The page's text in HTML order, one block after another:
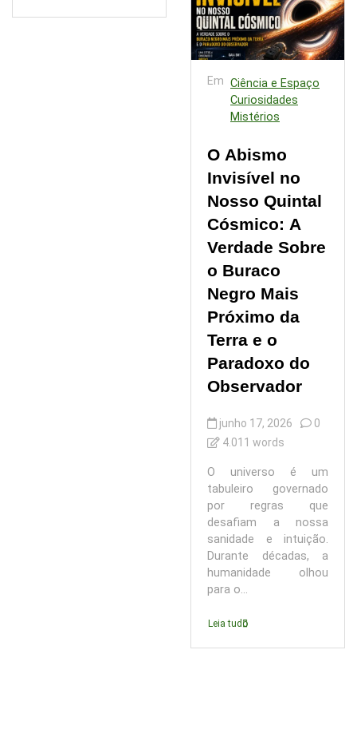
Em Ciência e Espaço
Curiosidades
Mistérios
O Abismo
Invisível no
Nosso Quintal
Cósmico: A
Verdade Sobre
o Buraco
Negro Mais
Próximo da
Terra e o
Paradoxo do
Observador
junho 17, 2026
0
4.011 words
O universo é um
tabuleiro governado
por regras que
desafiam a nossa
sanidade e intuição.
Durante décadas, a
humanidade olhou
para o...
Leia tudo